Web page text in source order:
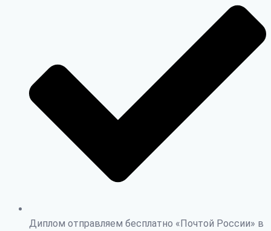
Диплом отправляем бесплатно «Почтой России» в